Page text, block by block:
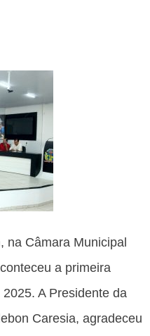
na Câmara Municipal
a primeira
A Presidente da
Caresia, agradeceu